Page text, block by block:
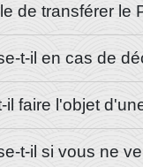
de transférer le
t-il en cas de
il faire l'objet
t-il si vous ne